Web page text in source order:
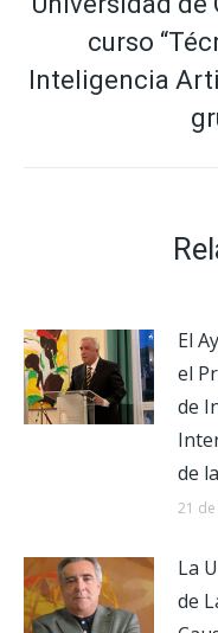
curso
Inteligencia
El
el
de
de
21
La
de